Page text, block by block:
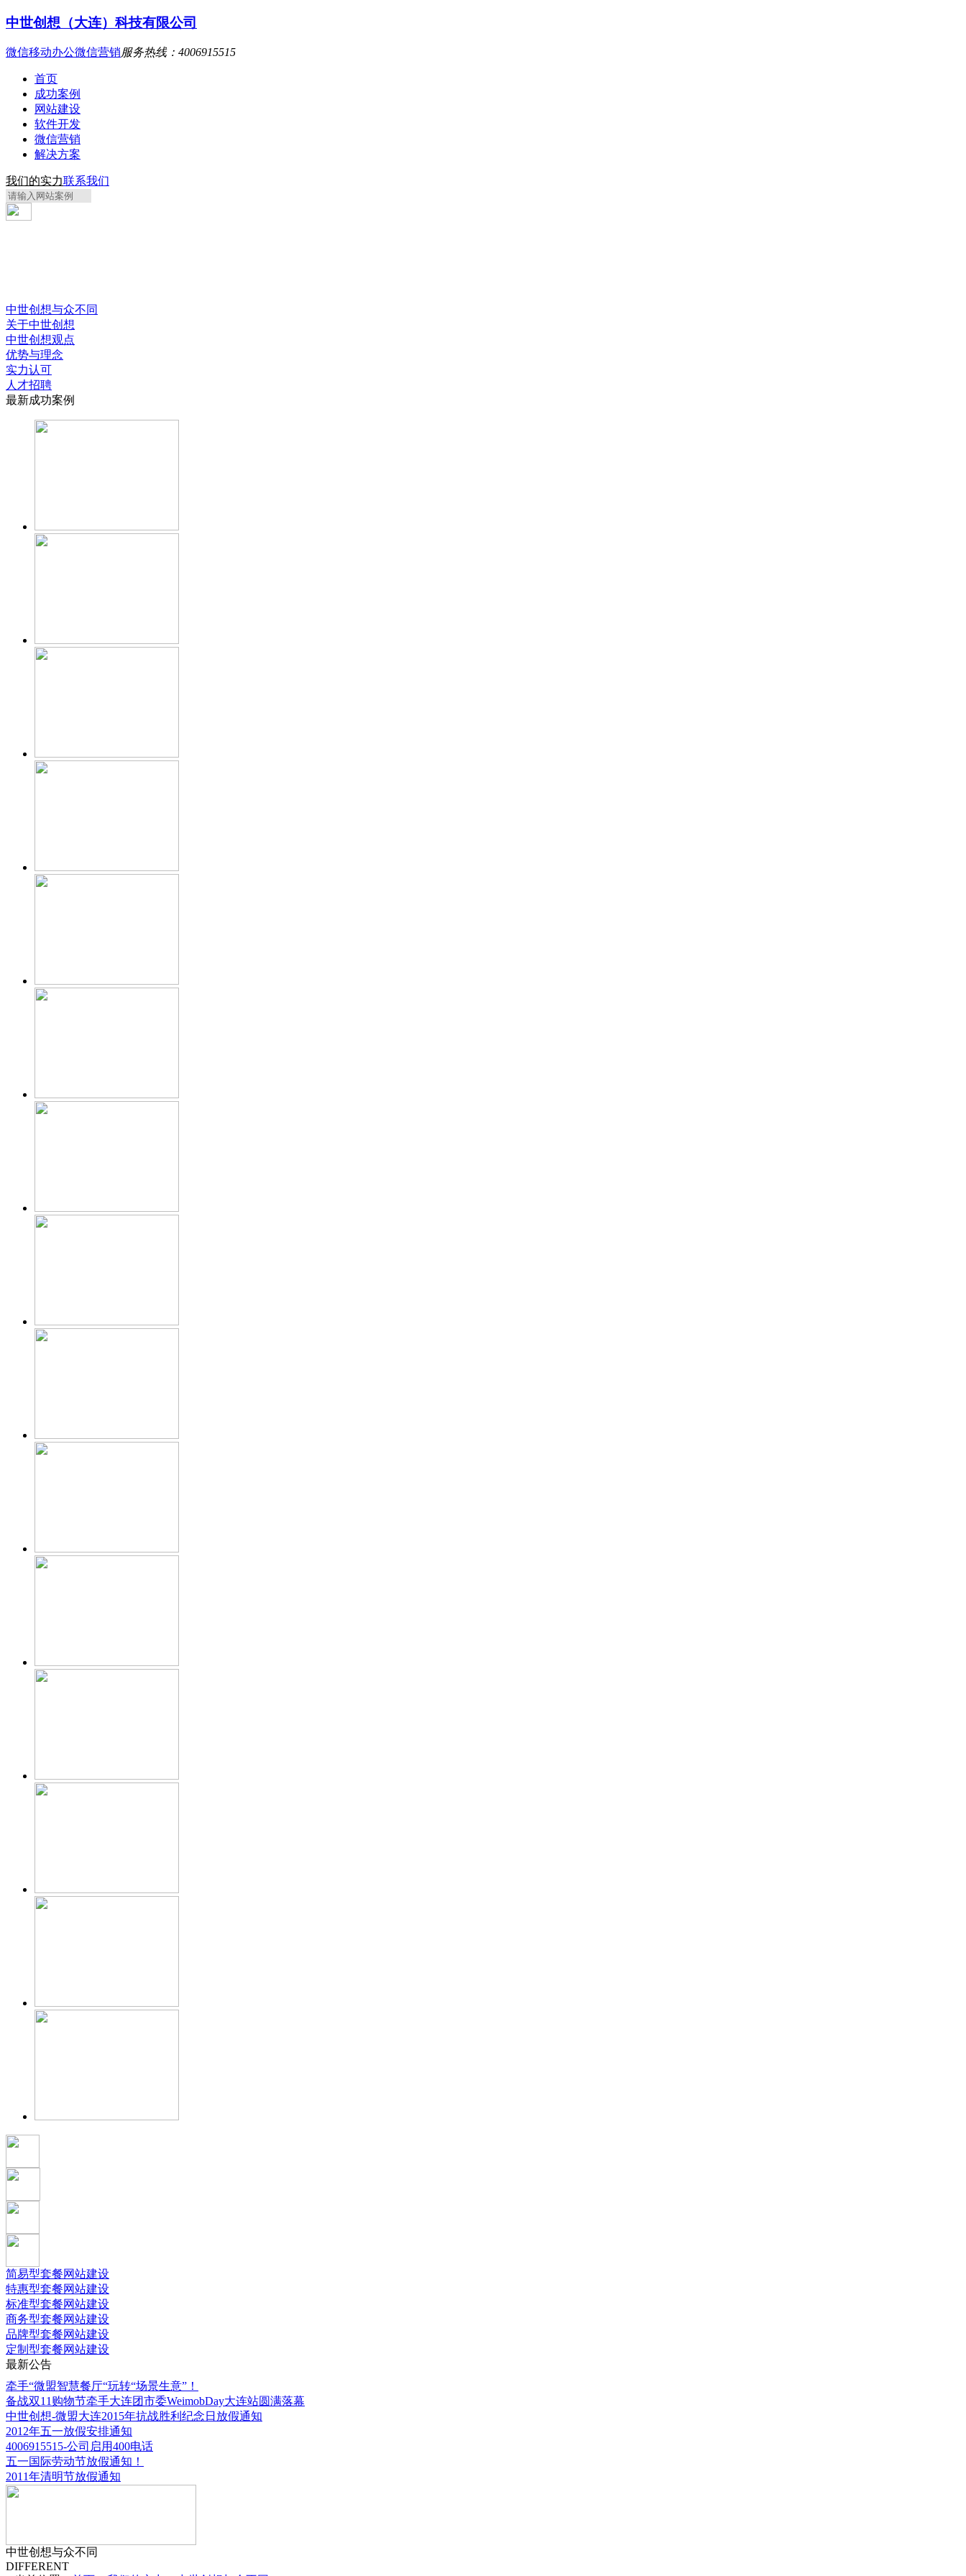
中世创想（大连）科技有限公司
微信移动办公微信营销服务热线：4006915515
首页
成功案例
网站建设
软件开发
微信营销
解决方案
我们的实力联系我们
中世创想与众不同
关于中世创想
中世创想观点
优势与理念
实力认可
人才招聘
最新成功案例
简易型套餐网站建设
特惠型套餐网站建设
标准型套餐网站建设
商务型套餐网站建设
品牌型套餐网站建设
定制型套餐网站建设
最新公告
牵手“微盟智慧餐厅“玩转“场景生意”！
备战双11购物节牵手大连团市委WeimobDay大连站圆满落幕
中世创想-微盟大连2015年抗战胜利纪念日放假通知
2012年五一放假安排通知
4006915515-公司启用400电话
五一国际劳动节放假通知！
2011年清明节放假通知
中世创想与众不同
DIFFERENT